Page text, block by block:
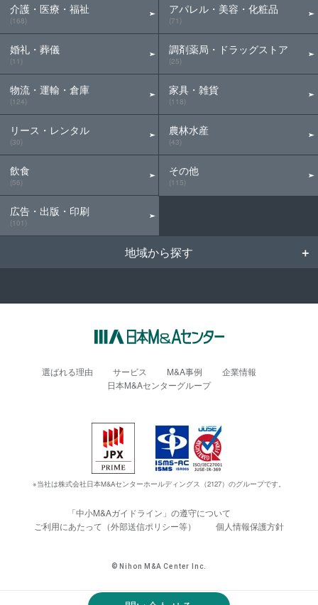
介護・医療・福祉
(168)
婚礼・葬儀
(11)
物流・運輸・倉庫
(124)
リース・レンタル
(30)
飲食
(56)
広告・出版・印刷
(101)
アパレル・美容・化粧品
(71)
調剤薬局・ドラッグストア
(25)
家具・雑貨
(118)
農林水産
(43)
その他
(115)
地域から探す
選ばれる理由 サービス M&A事例
企業情報
日本M&Aセンターグループ
※当社は株式会社日本M&Aセンターホールディングス（2127）のグループです。
「中小M&Aガイドライン」の遵守について
ご利用にあたって（外部送信ポリシー等）
個人情報保護方針
© Nihon M&A Center Inc.